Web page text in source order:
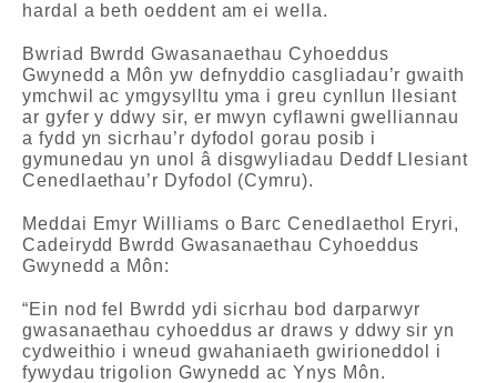
hardal a beth oeddent am ei wella.
Bwriad Bwrdd Gwasanaethau Cyhoeddus
Gwynedd a Môn yw defnyddio casgliadau’r gwaith
ymchwil ac ymgysylltu yma i greu cynllun llesiant
ar gyfer y ddwy sir, er mwyn cyflawni gwelliannau
a fydd yn sicrhau’r dyfodol gorau posib i
gymunedau yn unol â disgwyliadau Deddf Llesiant
Cenedlaethau’r Dyfodol (Cymru).
Meddai Emyr Williams o Barc Cenedlaethol Eryri,
Cadeirydd Bwrdd Gwasanaethau Cyhoeddus
Gwynedd a Môn:
“Ein nod fel Bwrdd ydi sicrhau bod darparwyr
gwasanaethau cyhoeddus ar draws y ddwy sir yn
cydweithio i wneud gwahaniaeth gwirioneddol i
fywydau trigolion Gwynedd ac Ynys Môn.